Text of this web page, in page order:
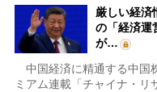
厳しい経済
の「経済
が…
中国経済に精通する中国
ミアム連載「チャイナ・